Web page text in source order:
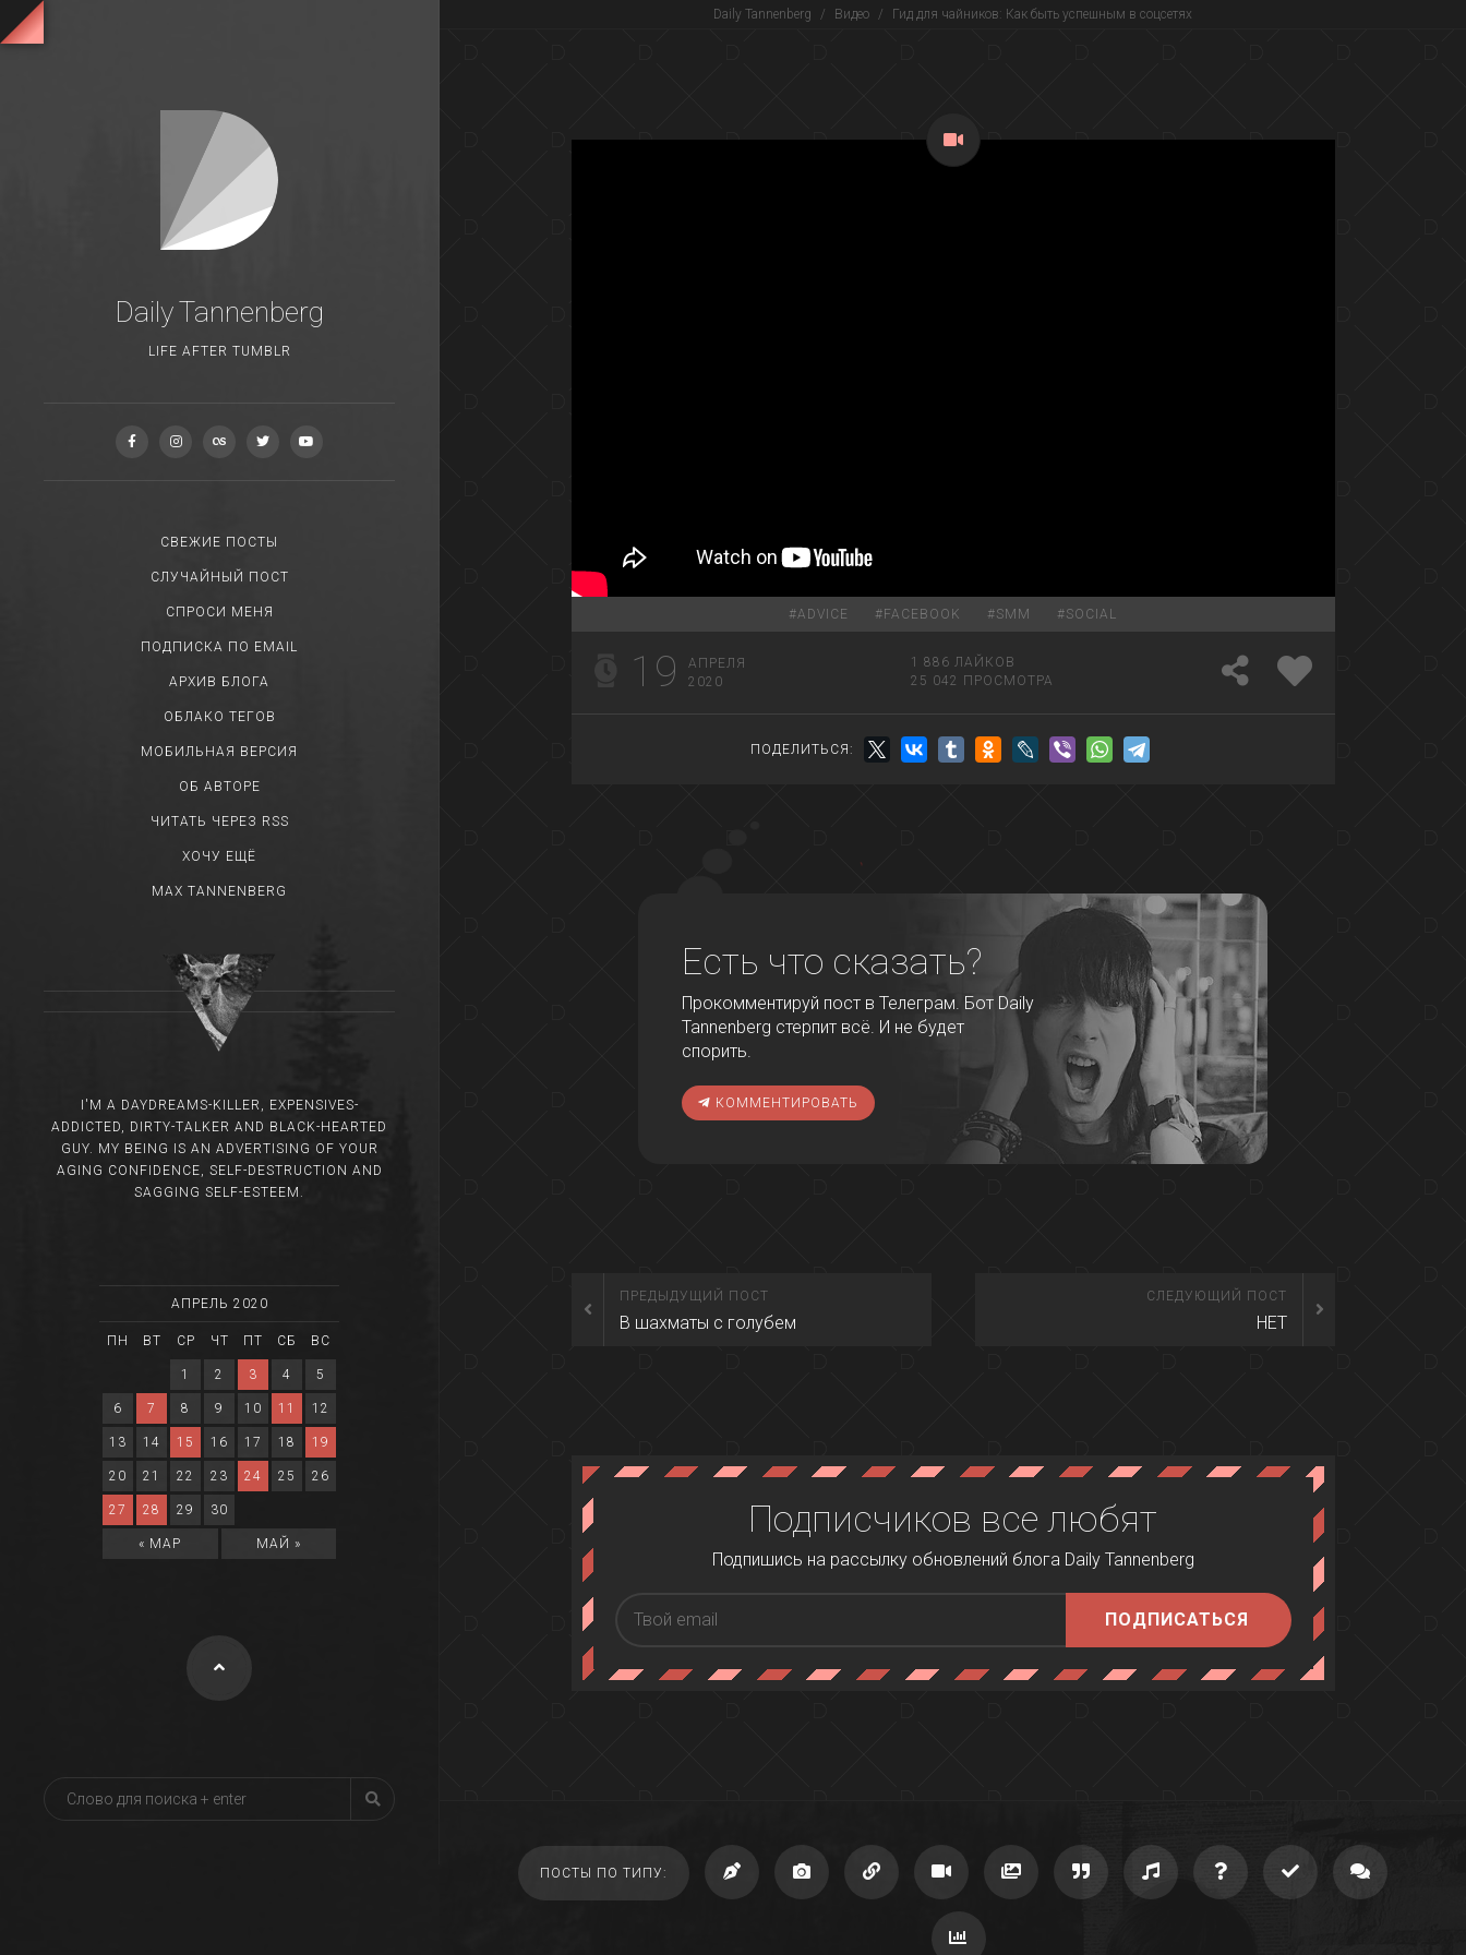
Daily Tannenberg
LIFE AFTER TUMBLR
СВЕЖИЕ ПОСТЫ
СЛУЧАЙНЫЙ ПОСТ
СПРОСИ МЕНЯ
ПОДПИСКА ПО EMAIL
АРХИВ БЛОГА
ОБЛАКО ТЕГОВ
МОБИЛЬНАЯ ВЕРСИЯ
ОБ АВТОРЕ
ЧИТАТЬ ЧЕРЕЗ RSS
ХОЧУ ЕЩЁ
MAX TANNENBERG
I'M A DAYDREAMS-KILLER, EXPENSIVES-
ADDICTED, DIRTY-TALKER AND BLACK-HEARTED
GUY. MY BEING IS AN ADVERTISING OF YOUR
AGING CONFIDENCE, SELF-DESTRUCTION AND
SAGGING SELF-ESTEEM.
АПРЕЛЬ 2020
ПН ВТ СР ЧТ ПТ СБ ВС
1 2 3 4 5
6 7 8 9 10 11 12
13 14 15 16 17 18 19
20 21 22 23 24 25 26
27 28 29 30
« МАР МАЙ »
Daily Tannenberg / Видео / Гид для чайников: Как быть успешным в соцсетях
#ADVICE #FACEBOOK #SMM #SOCIAL
19
АПРЕЛЯ
2020
1 886 ЛАЙКОВ
25 042 ПРОСМОТРА
ПОДЕЛИТЬСЯ:
Есть что сказать?
Прокомментируй пост в Телеграм. Бот Daily
Tannenberg стерпит всё. И не будет
спорить.
КОММЕНТИРОВАТЬ
ПРЕДЫДУЩИЙ ПОСТ
В шахматы с голубем
СЛЕДУЮЩИЙ ПОСТ
НЕТ
Подписчиков все любят
Подпишись на рассылку обновлений блога Daily Tannenberg
ПОДПИСАТЬСЯ
ПОСТЫ ПО ТИПУ: